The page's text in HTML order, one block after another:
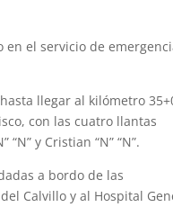
en el servicio de
llegar al kilómetro
con las cuatro llantas
y Cristian “N” “N”.
a bordo de las
Calvillo y al Hospital